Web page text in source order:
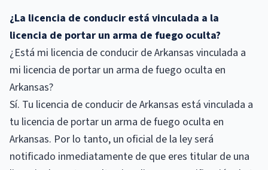
¿La licencia de conducir está vinculada a la
licencia de portar un arma de fuego oculta?
¿Está mi licencia de conducir de Arkansas vinculada a
mi licencia de portar un arma de fuego oculta en
Arkansas?
Sí. Tu licencia de conducir de Arkansas está vinculada a
tu licencia de portar un arma de fuego oculta en
Arkansas. Por lo tanto, un oficial de la ley será
notificado inmediatamente de que eres titular de una